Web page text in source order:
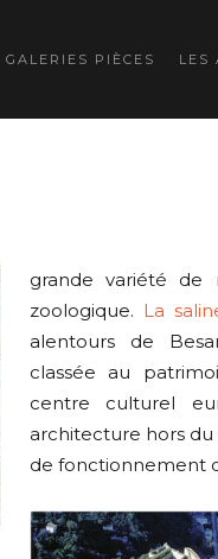
GALERIES PIÈCES LES
grande variété de
zoologique. La
alentours de
classée au
centre culturel
architecture hors
de fonctionnement